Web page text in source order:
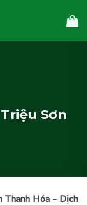
Sơn
Thanh Hóa – Dịch